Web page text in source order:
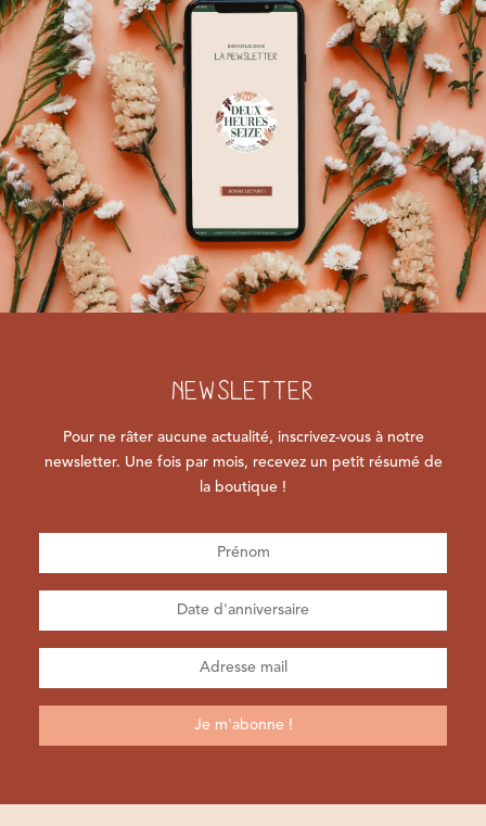
NEWSLETTER
Pour ne râter aucune actualité, inscrivez-vous à notre
newsletter. Une fois par mois, recevez un petit résumé de
la boutique !